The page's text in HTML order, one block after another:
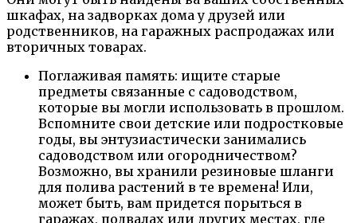
шкафах, на задворках дома у друзей или
родственников, на гаражных распродажах или
вторичных товарах.
Поглаживая память: ищите старые
предметы связанные с садоводством,
которые вы могли использовать в прошлом.
Вспомните свои детские или подростковые
годы, вы энтузиастически занимались
садоводством или огородничеством?
Возможно, вы хранили резиновые шланги
для полива растений в те времена! Или,
может быть, вам придется порыться в
гаражах, подвалах или других местах, где